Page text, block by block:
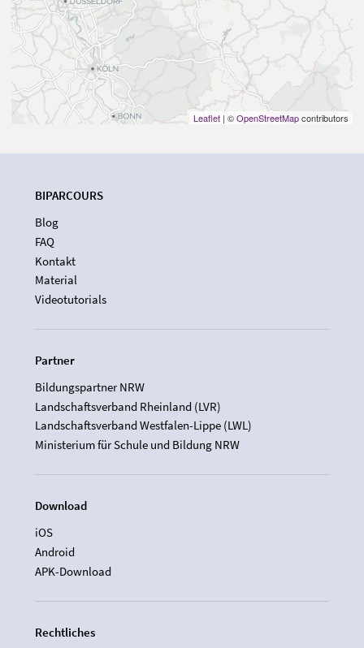
Leaflet | ©OpenStreetMapcontributors
BIPARCOURS
Blog
FAQ
Kontakt
Material
Videotutorials
Partner
Bildungspartner NRW
Landschaftsverband Rheinland (LVR)
Landschaftsverband Westfalen-Lippe (LWL)
Ministerium für Schule und Bildung NRW
Download
iOS
Android
APK-Download
Rechtliches